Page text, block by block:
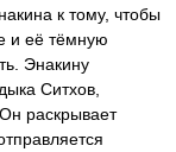
к тому, чтобы
и её тёмную
Энакину
Ситхов,
раскрывает